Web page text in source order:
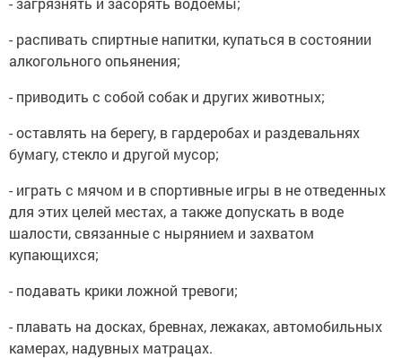
- распивать спиртные напитки, купаться в состоянии
алкогольного опьянения;
- приводить с собой собак и других животных;
- оставлять на берегу, в гардеробах и раздевальнях
бумагу, стекло и другой мусор;
- играть с мячом и в спортивные игры в не отведенных
для этих целей местах, а также допускать в воде
шалости, связанные с нырянием и захватом
купающихся;
- подавать крики ложной тревоги;
- плавать на досках, бревнах, лежаках, автомобильных
камерах, надувных матрацах.